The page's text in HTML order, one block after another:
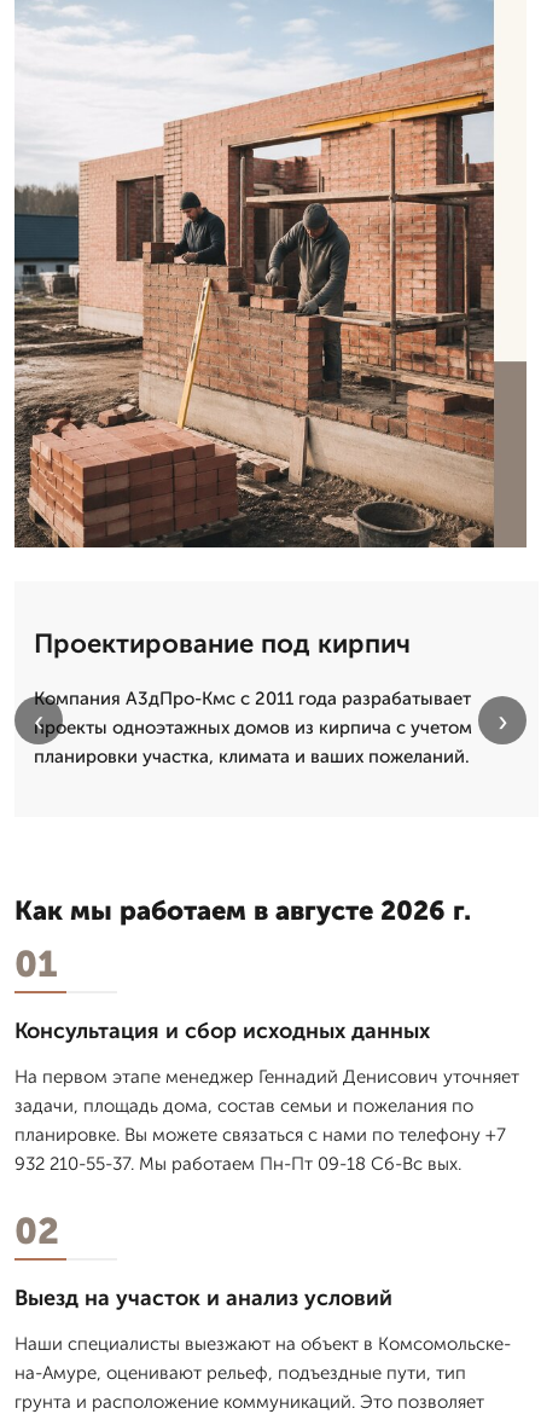
Проектирование под кирпич
Компания А3дПро-Кмс с 2011 года разрабатывает
проекты одноэтажных домов из кирпича с учетом
планировки участка, климата и ваших пожеланий.
‹ ›
Как мы работаем в августе 2026 г.
01
Консультация и сбор исходных данных
На первом этапе менеджер Геннадий Денисович уточняет
задачи, площадь дома, состав семьи и пожелания по
планировке. Вы можете связаться с нами по телефону +7
932 210-55-37. Мы работаем Пн-Пт 09-18 Сб-Вс вых.
02
Выезд на участок и анализ условий
Наши специалисты выезжают на объект в Комсомольске-
на-Амуре, оценивают рельеф, подъездные пути, тип
грунта и расположение коммуникаций. Это позволяет